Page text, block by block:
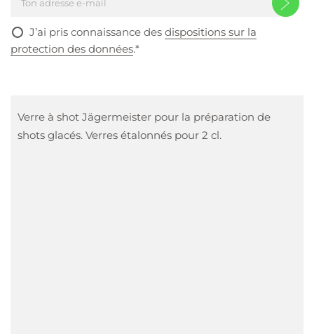
J’ai pris connaissance des dispositions sur la
protection des données.*
Verre à shot Jägermeister pour la préparation de
shots glacés. Verres étalonnés pour 2 cl.